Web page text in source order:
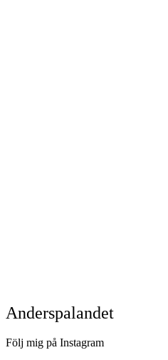
Anderspalandet
Följ mig på Instagram